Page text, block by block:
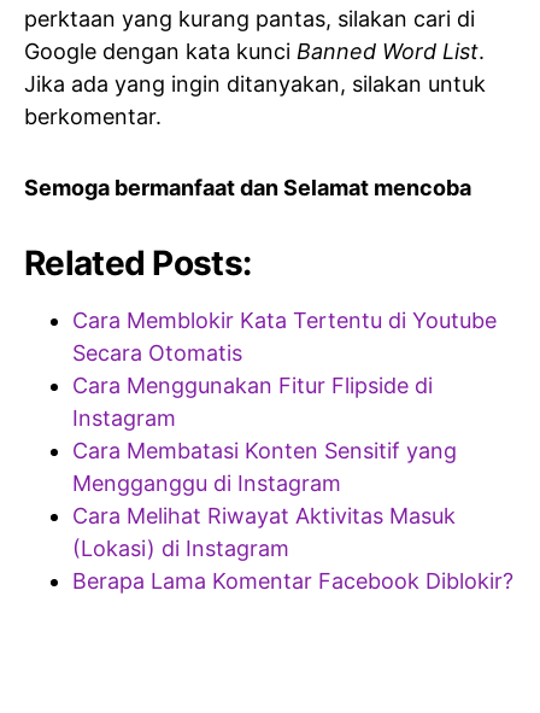
perktaan yang kurang pantas, silakan cari di
Google dengan kata kunci Banned Word List.
Jika ada yang ingin ditanyakan, silakan untuk
berkomentar.
Semoga bermanfaat dan Selamat mencoba
Related Posts:
Cara Memblokir Kata Tertentu di Youtube
Secara Otomatis
Cara Menggunakan Fitur Flipside di
Instagram
Cara Membatasi Konten Sensitif yang
Mengganggu di Instagram
Cara Melihat Riwayat Aktivitas Masuk
(Lokasi) di Instagram
Berapa Lama Komentar Facebook Diblokir?